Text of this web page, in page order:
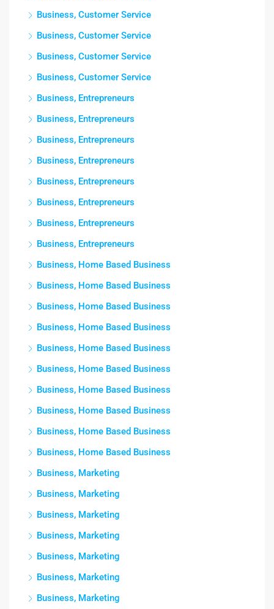
Business, Customer Service
Business, Customer Service
Business, Customer Service
Business, Customer Service
Business, Entrepreneurs
Business, Entrepreneurs
Business, Entrepreneurs
Business, Entrepreneurs
Business, Entrepreneurs
Business, Entrepreneurs
Business, Entrepreneurs
Business, Entrepreneurs
Business, Home Based Business
Business, Home Based Business
Business, Home Based Business
Business, Home Based Business
Business, Home Based Business
Business, Home Based Business
Business, Home Based Business
Business, Home Based Business
Business, Home Based Business
Business, Home Based Business
Business, Marketing
Business, Marketing
Business, Marketing
Business, Marketing
Business, Marketing
Business, Marketing
Business, Marketing